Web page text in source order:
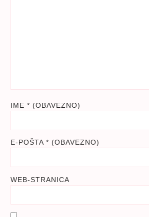
IME * (OBAVEZNO)
E-POŠTA * (OBAVEZNO)
WEB-STRANICA